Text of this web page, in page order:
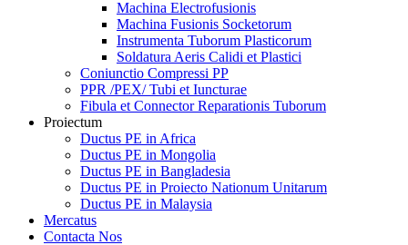
Machina Electrofusionis
Machina Fusionis Socketorum
Instrumenta Tuborum Plasticorum
Soldatura Aeris Calidi et Plastici
Coniunctio Compressi PP
PPR /PEX/ Tubi et Iuncturae
Fibula et Connector Reparationis Tuborum
Proiectum
Ductus PE in Africa
Ductus PE in Mongolia
Ductus PE in Bangladesia
Ductus PE in Proiecto Nationum Unitarum
Ductus PE in Malaysia
Mercatus
Contacta Nos